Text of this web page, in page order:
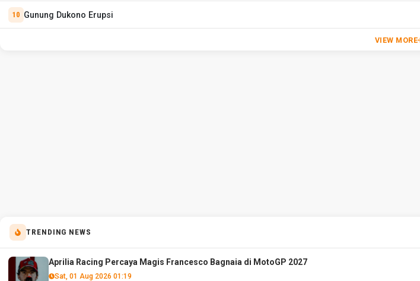
Gunung Dukono Erupsi
VIEW MORE
TRENDING NEWS
Aprilia Racing Percaya Magis Francesco Bagnaia di MotoGP 2027
Sat, 01 Aug 2026 01:19